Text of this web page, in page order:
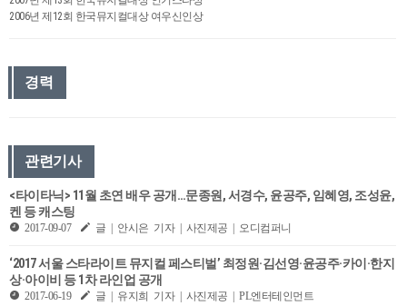
2006년 제12회 한국뮤지컬대상 여우신인상
경력
관련기사
<타이타닉> 11월 초연 배우 공개…문종원, 서경수, 윤공주, 임혜영, 조성윤,
켄 등 캐스팅
2017-09-07 글 | 안시은 기자 | 사진제공 | 오디컴퍼니
‘2017 서울 스타라이트 뮤지컬 페스티벌’ 최정원·김선영·윤공주·카이·한지
상·아이비 등 1차 라인업 공개
2017-06-19 글 | 유지희 기자 | 사진제공 | PL엔터테인먼트